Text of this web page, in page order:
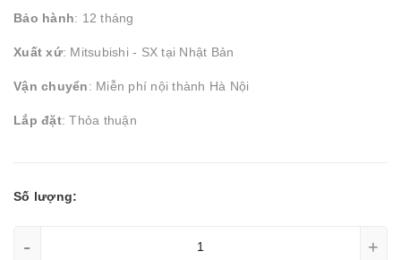
Bảo hành: 12 tháng
Xuất xứ: Mitsubishi - SX tại Nhật Bản
Vận chuyển: Miễn phí nội thành Hà Nội
Lắp đặt: Thỏa thuận
Số lượng:
- +